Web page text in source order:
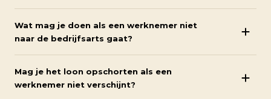
Wat mag je doen als een werknemer niet
naar de bedrijfsarts gaat?
Mag je het loon opschorten als een
werknemer niet verschijnt?